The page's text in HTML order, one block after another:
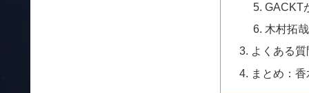
GACKT
木村拓
よくある
まとめ：